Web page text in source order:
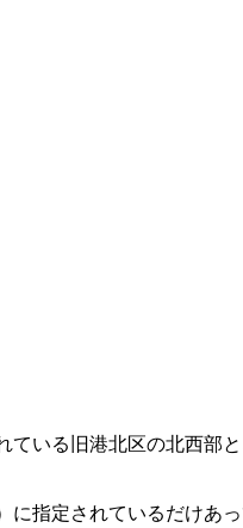
いる旧港北区の北西部
指定されているだけあ